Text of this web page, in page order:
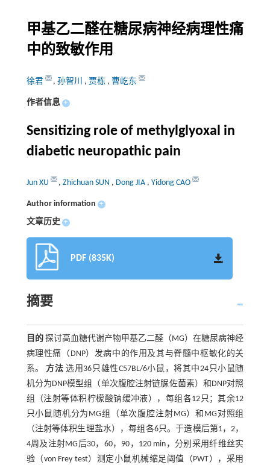
甲基乙二醛在糖尿病神经病理性痛
中的致敏作用
徐君 , 孙智川 , 贾栋 , 曹屹东
作者信息 +
Sensitizing role of methylglyoxal in
diabetic neuropathic pain
Jun XU , Zhichuan SUN , Dong JIA , Yidong CAO
Author information +
文章历史 +
PDF (835K)
摘要
目的探讨高血糖代谢产物甲基乙二醛（MG）在糖尿病神经
病理性痛（DNP）发病中的作用及其与脊髓中枢敏化的关
系。方法 选用36只雄性C57BL/6小鼠，将其中24只小鼠随
机分为DNP模型组（单次腹腔注射链脲佐菌素）和DNP对照
组（注射等体积柠檬酸钠缓冲液），每组各12只；其余12
只小鼠随机分为MG组（单次腹腔注射MG）和MG对照组
（注射等体积生理盐水），每组各6只。于造模后第1，2，
4周及注射MG后30，60，90，120 min，分别采用纤维丝实
验（von Frey test）测定小鼠机械缩足阈值（PWT），采用